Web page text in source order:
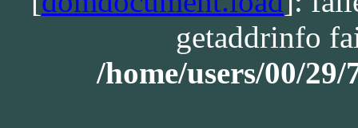
getaddrinfo
/home/users/00/